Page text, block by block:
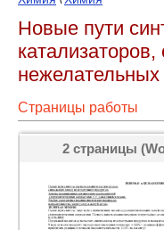
Новые пути
нежелательных
Страницы работы
2 страницы